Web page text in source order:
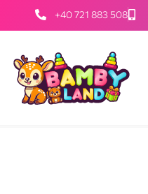
+40 721 883 508